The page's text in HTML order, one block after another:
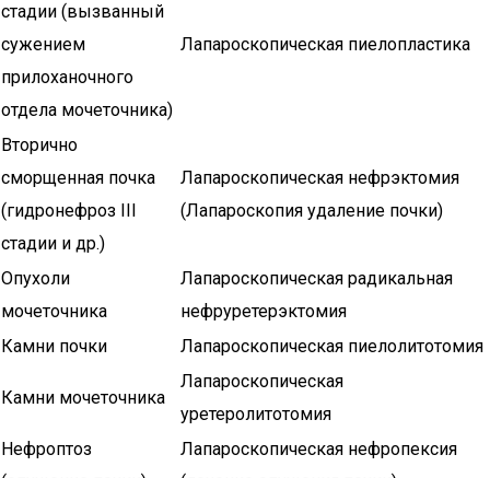
стадии (вызванный
сужением
прилоханочного
отдела мочеточника)
Лапароскопическая пиелопластика
Вторично
сморщенная почка
(гидронефроз III
стадии и др.)
Лапароскопическая нефрэктомия
(Лапароскопия удаление почки)
Опухоли
мочеточника
Лапароскопическая радикальная
нефруретерэктомия
Камни почки
Лапароскопическая пиелолитотомия
Камни мочеточника
Лапароскопическая
уретеролитотомия
Нефроптоз
Лапароскопическая нефропексия